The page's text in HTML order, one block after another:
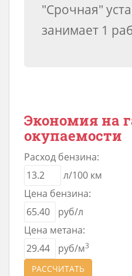
"Срочная"
занимает 1
Экономия на
окупаемости
Расход бензина:
л/100 км
Цена бензина:
руб/л
Цена метана:
руб/м3
РАССЧИТАТЬ